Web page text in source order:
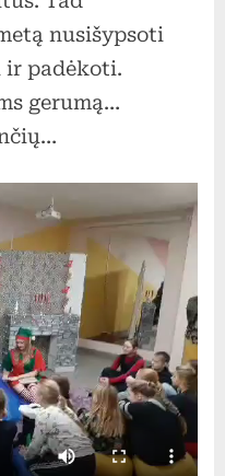
nusišypsoti
padėkoti.
gerumą…